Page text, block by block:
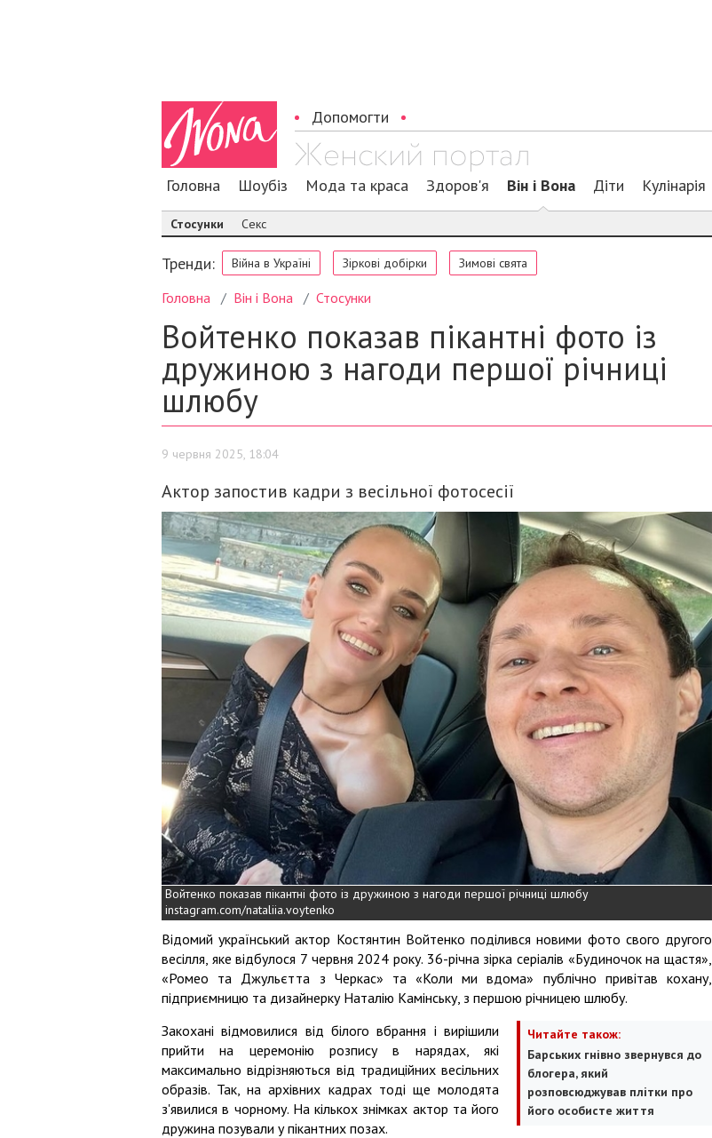
Допомогти
Головна Шоубіз Мода та краса Здоров'я Він і Вона Діти Кулінарія
Стосунки Секс
Тренди: Війна в Україні Зіркові добірки Зимові свята
Головна Він і Вона Стосунки
Войтенко показав пікантні фото із
дружиною з нагоди першої річниці
шлюбу
9 червня 2025, 18:04
Актор запостив кадри з весільної фотосесії
Войтенко показав пікантні фото із дружиною з нагоди першої річниці шлюбу
instagram.com/nataliia.voytenko
Відомий український актор Костянтин Войтенко поділився новими фото свого другого
весілля, яке відбулося 7 червня 2024 року. 36-річна зірка серіалів «Будиночок на щастя»,
«Ромео та Джульєтта з Черкас» та «Коли ми вдома» публічно привітав кохану,
підприємницю та дизайнерку Наталію Камінську, з першою річницею шлюбу.
Читайте також:
Барських гнівно звернувся до
блогера, який
розповсюджував плітки про
його особисте життя
Закохані відмовилися від білого вбрання і вирішили
прийти на церемонію розпису в нарядах, які
максимально відрізняються від традиційних весільних
образів. Так, на архівних кадрах тоді ще молодята
з'явилися в чорному. На кількох знімках актор та його
дружина позували у пікантних позах.